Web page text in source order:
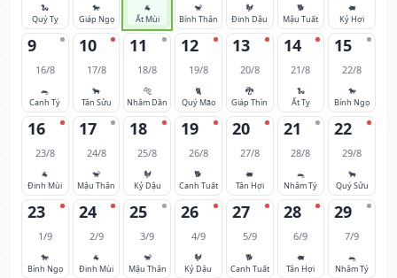
🐍
Quý Tỵ
🐎
Giáp Ngọ
🐐
Ất Mùi
🐒
Bính Thân
🐓
Đinh Dậu
🐕
Mậu Tuất
🐖
Kỷ Hợi
9
16/8
🐀
Canh Tý
10
17/8
🐂
Tân Sửu
11
18/8
🐅
Nhâm Dần
12
19/8
🐈
Quý Mão
13
20/8
🐉
Giáp Thìn
14
21/8
🐍
Ất Tỵ
15
22/8
🐎
Bính Ngọ
16
23/8
🐐
Đinh Mùi
17
24/8
🐒
Mậu Thân
18
25/8
🐓
Kỷ Dậu
19
26/8
🐕
Canh Tuất
20
27/8
🐖
Tân Hợi
21
28/8
🐀
Nhâm Tý
22
29/8
🐂
Quý Sửu
23
1/9
🐎
Bính Ngọ
24
2/9
🐐
Đinh Mùi
25
3/9
🐒
Mậu Thân
26
4/9
🐓
Kỷ Dậu
27
5/9
🐕
Canh Tuất
28
6/9
🐖
Tân Hợi
29
7/9
🐀
Nhâm Tý